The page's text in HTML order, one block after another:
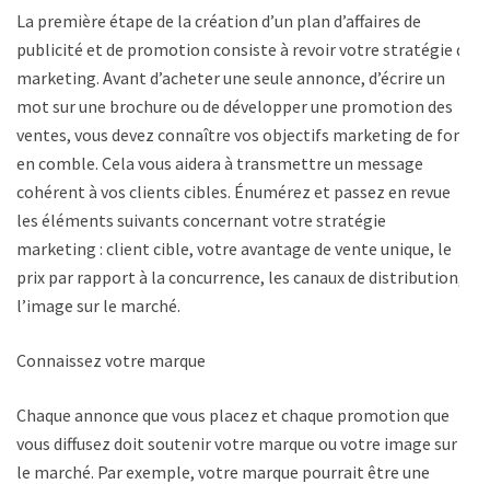
La première étape de la création d’un plan d’affaires de
publicité et de promotion consiste à revoir votre stratégie de
marketing. Avant d’acheter une seule annonce, d’écrire un
mot sur une brochure ou de développer une promotion des
ventes, vous devez connaître vos objectifs marketing de fond
en comble. Cela vous aidera à transmettre un message
cohérent à vos clients cibles. Énumérez et passez en revue
les éléments suivants concernant votre stratégie
marketing : client cible, votre avantage de vente unique, le
prix par rapport à la concurrence, les canaux de distribution,
l’image sur le marché.
Connaissez votre marque
Chaque annonce que vous placez et chaque promotion que
vous diffusez doit soutenir votre marque ou votre image sur
le marché. Par exemple, votre marque pourrait être une